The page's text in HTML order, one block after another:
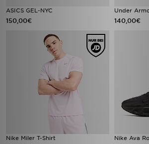
ASICS GEL-NYC
150,00€
Under
140,00€
Nike Miler T-Shirt Nike Ava